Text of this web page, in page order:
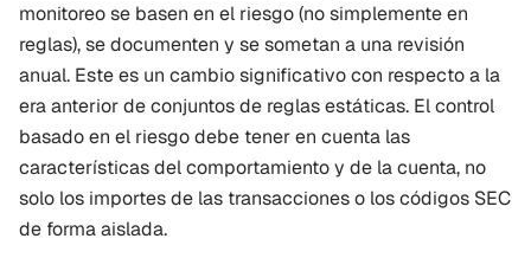
monitoreo se basen en el riesgo (no simplemente en
reglas), se documenten y se sometan a una revisión
anual. Este es un cambio significativo con respecto a la
era anterior de conjuntos de reglas estáticas. El control
basado en el riesgo debe tener en cuenta las
características del comportamiento y de la cuenta, no
solo los importes de las transacciones o los códigos SEC
de forma aislada.